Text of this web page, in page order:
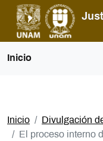
Inicio
Inicio
Divulgación
El proceso interno